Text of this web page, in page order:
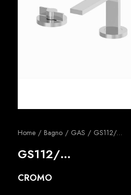
Media
Home Bagno GAS GS112/…
GS112/…
CROMO